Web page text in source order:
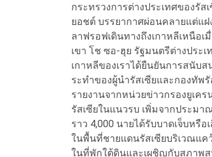
กระทรวงการต่างประเทศของรั
ยอชต์ บรรยากาศผ่อนคลายแต่แ
ลาฟรอฟเดินทางถึงเกาหลีเหนือเ
เขา โช ซอ-ฮุย รัฐมนตรีต่างประ
เกาหลีของเราได้ยืนยันการสนับ
ระทำของผู้นำรัสเซียและกองทัพรั
รายงานจากหน่วยข่าวกรองยูเคร
รัสเซียในแนวรบ เพิ่มจากประม
ราว 4,000 นายได้รับบาดเจ็บหรื
ในพื้นที่ชายแดนรัสเซียบริเวณแค
ในที่พักใต้ดินและเผชิญกับสภาพส